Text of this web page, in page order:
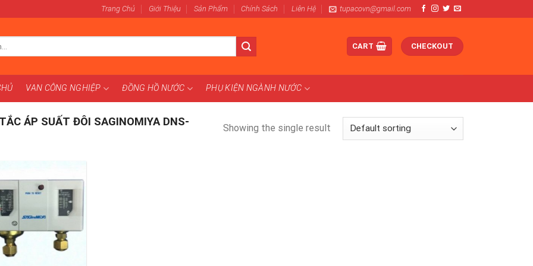
Trang Chủ Giới Thiệu Sản Phẩm Chính Sách Liên Hệ tupacovn@gmail.com
CART CHECKOUT
VAN CÔNG NGHIỆP ĐỒNG HỒ NƯỚC PHỤ KIỆN NGÀNH NƯỚC
ÁP SUẤT ĐÔI SAGINOMIYA DNS-
Showing the single result